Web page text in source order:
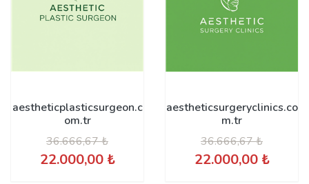
aestheticplasticsurgeon.c
om.tr
36.666,67 ₺
22.000,00 ₺
aestheticsurgeryclinics.co
m.tr
36.666,67 ₺
22.000,00 ₺